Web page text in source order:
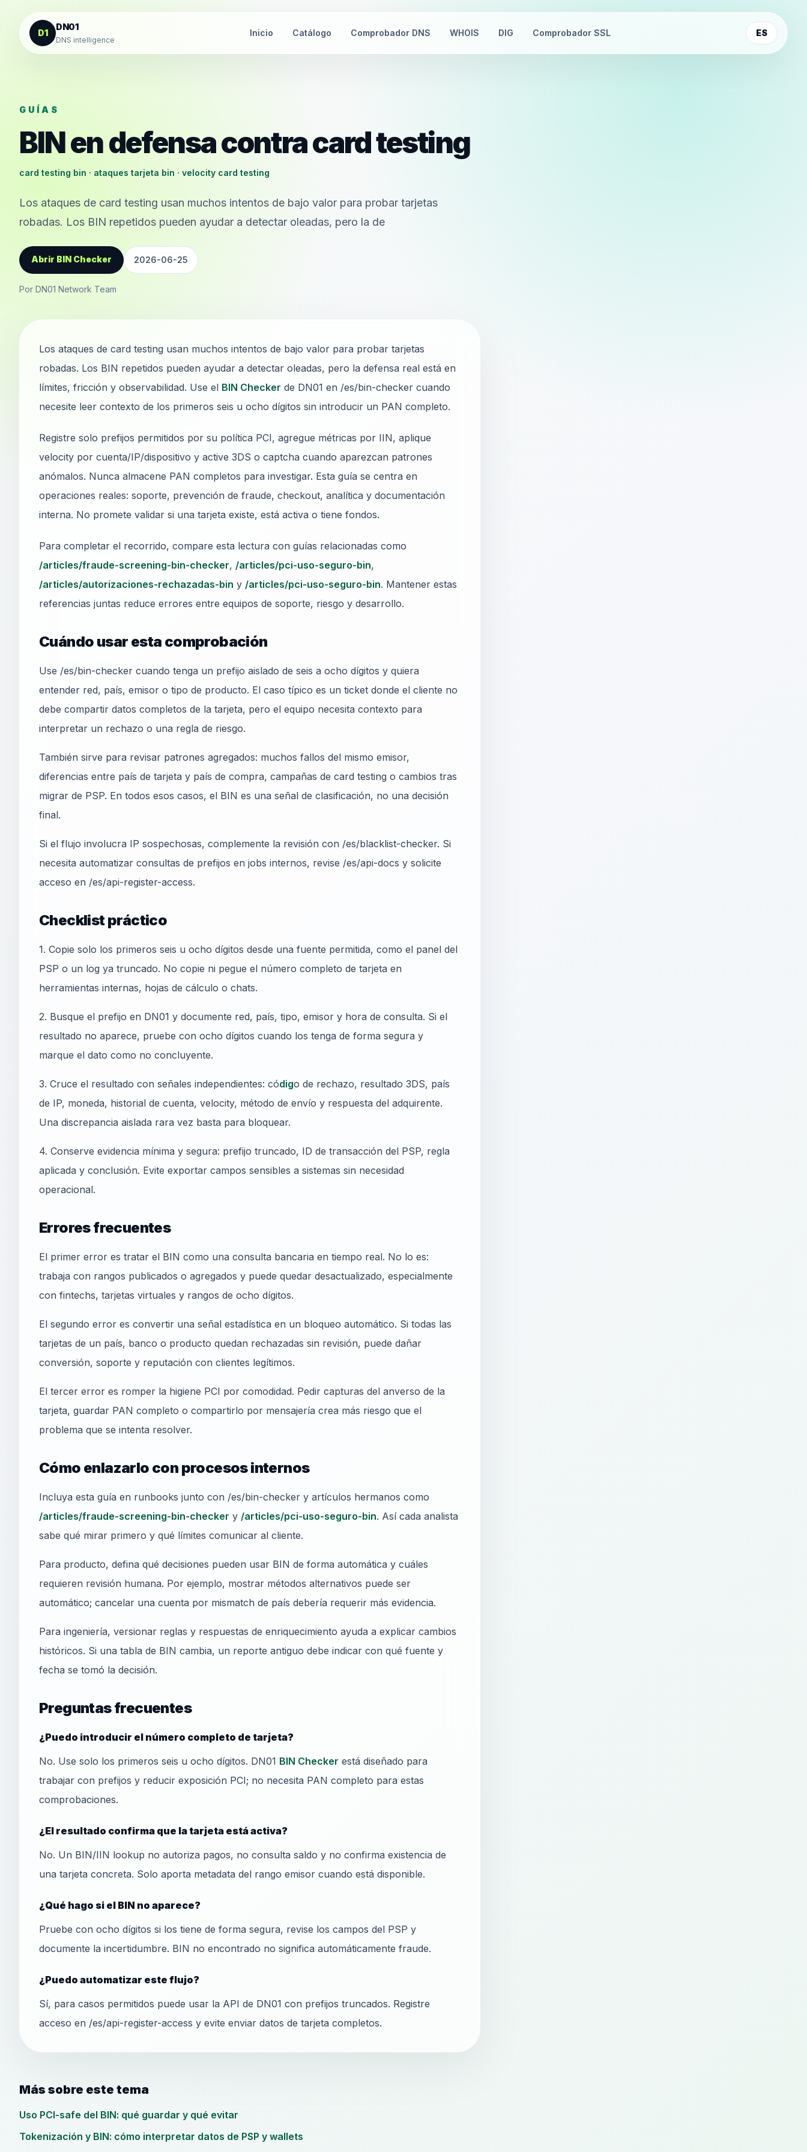
Saltar al contenido
D1
DN01
DNS intelligence
Inicio Catálogo Comprobador DNS WHOIS DIG Comprobador SSL ES
GUÍAS
BIN en defensa contra card testing
card testing bin · ataques tarjeta bin · velocity card testing
Los ataques de card testing usan muchos intentos de bajo valor para probar tarjetas
robadas. Los BIN repetidos pueden ayudar a detectar oleadas, pero la de
Abrir BIN Checker 2026-06-25
Por DN01 Network Team
Los ataques de card testing usan muchos intentos de bajo valor para probar tarjetas
robadas. Los BIN repetidos pueden ayudar a detectar oleadas, pero la defensa real está en
límites, fricción y observabilidad. Use el BIN Checker de DN01 en /es/bin-checker cuando
necesite leer contexto de los primeros seis u ocho dígitos sin introducir un PAN completo.
Registre solo prefijos permitidos por su política PCI, agregue métricas por IIN, aplique
velocity por cuenta/IP/dispositivo y active 3DS o captcha cuando aparezcan patrones
anómalos. Nunca almacene PAN completos para investigar. Esta guía se centra en
operaciones reales: soporte, prevención de fraude, checkout, analítica y documentación
interna. No promete validar si una tarjeta existe, está activa o tiene fondos.
Para completar el recorrido, compare esta lectura con guías relacionadas como
/articles/fraude-screening-bin-checker, /articles/pci-uso-seguro-bin,
/articles/autorizaciones-rechazadas-bin y /articles/pci-uso-seguro-bin. Mantener estas
referencias juntas reduce errores entre equipos de soporte, riesgo y desarrollo.
Cuándo usar esta comprobación
Use /es/bin-checker cuando tenga un prefijo aislado de seis a ocho dígitos y quiera
entender red, país, emisor o tipo de producto. El caso típico es un ticket donde el cliente no
debe compartir datos completos de la tarjeta, pero el equipo necesita contexto para
interpretar un rechazo o una regla de riesgo.
También sirve para revisar patrones agregados: muchos fallos del mismo emisor,
diferencias entre país de tarjeta y país de compra, campañas de card testing o cambios tras
migrar de PSP. En todos esos casos, el BIN es una señal de clasificación, no una decisión
final.
Si el flujo involucra IP sospechosas, complemente la revisión con /es/blacklist-checker. Si
necesita automatizar consultas de prefijos en jobs internos, revise /es/api-docs y solicite
acceso en /es/api-register-access.
Checklist práctico
1. Copie solo los primeros seis u ocho dígitos desde una fuente permitida, como el panel del
PSP o un log ya truncado. No copie ni pegue el número completo de tarjeta en
herramientas internas, hojas de cálculo o chats.
2. Busque el prefijo en DN01 y documente red, país, tipo, emisor y hora de consulta. Si el
resultado no aparece, pruebe con ocho dígitos cuando los tenga de forma segura y
marque el dato como no concluyente.
3. Cruce el resultado con señales independientes: código de rechazo, resultado 3DS, país
de IP, moneda, historial de cuenta, velocity, método de envío y respuesta del adquirente.
Una discrepancia aislada rara vez basta para bloquear.
4. Conserve evidencia mínima y segura: prefijo truncado, ID de transacción del PSP, regla
aplicada y conclusión. Evite exportar campos sensibles a sistemas sin necesidad
operacional.
Errores frecuentes
El primer error es tratar el BIN como una consulta bancaria en tiempo real. No lo es:
trabaja con rangos publicados o agregados y puede quedar desactualizado, especialmente
con fintechs, tarjetas virtuales y rangos de ocho dígitos.
El segundo error es convertir una señal estadística en un bloqueo automático. Si todas las
tarjetas de un país, banco o producto quedan rechazadas sin revisión, puede dañar
conversión, soporte y reputación con clientes legítimos.
El tercer error es romper la higiene PCI por comodidad. Pedir capturas del anverso de la
tarjeta, guardar PAN completo o compartirlo por mensajería crea más riesgo que el
problema que se intenta resolver.
Cómo enlazarlo con procesos internos
Incluya esta guía en runbooks junto con /es/bin-checker y artículos hermanos como
/articles/fraude-screening-bin-checker y /articles/pci-uso-seguro-bin. Así cada analista
sabe qué mirar primero y qué límites comunicar al cliente.
Para producto, defina qué decisiones pueden usar BIN de forma automática y cuáles
requieren revisión humana. Por ejemplo, mostrar métodos alternativos puede ser
automático; cancelar una cuenta por mismatch de país debería requerir más evidencia.
Para ingeniería, versionar reglas y respuestas de enriquecimiento ayuda a explicar cambios
históricos. Si una tabla de BIN cambia, un reporte antiguo debe indicar con qué fuente y
fecha se tomó la decisión.
Preguntas frecuentes
¿Puedo introducir el número completo de tarjeta?
No. Use solo los primeros seis u ocho dígitos. DN01 BIN Checker está diseñado para
trabajar con prefijos y reducir exposición PCI; no necesita PAN completo para estas
comprobaciones.
¿El resultado confirma que la tarjeta está activa?
No. Un BIN/IIN lookup no autoriza pagos, no consulta saldo y no confirma existencia de
una tarjeta concreta. Solo aporta metadata del rango emisor cuando está disponible.
¿Qué hago si el BIN no aparece?
Pruebe con ocho dígitos si los tiene de forma segura, revise los campos del PSP y
documente la incertidumbre. BIN no encontrado no significa automáticamente fraude.
¿Puedo automatizar este flujo?
Sí, para casos permitidos puede usar la API de DN01 con prefijos truncados. Registre
acceso en /es/api-register-access y evite enviar datos de tarjeta completos.
Más sobre este tema
Uso PCI-safe del BIN: qué guardar y qué evitar
Tokenización y BIN: cómo interpretar datos de PSP y wallets